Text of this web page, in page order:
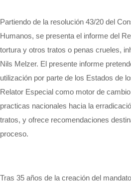
Partiendo de la resolución 43/20 del
Humanos, se presenta el informe del
tortura y otros tratos o penas crueles,
Nils Melzer. El presente informe
utilización por parte de los Estados de
Relator Especial como motor de
practicas nacionales hacia la
tratos, y ofrece recomendaciones
proceso.
Tras 35 años de la creación del